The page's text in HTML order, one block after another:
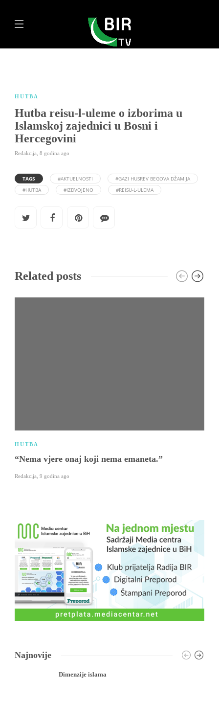
HUTBA
Hutba reisu-l-uleme o izborima u
Islamskoj zajednici u Bosni i
Hercegovini
Redakcija 8 godina ago
TAGS #AKTUELNOSTI
#GAZI HUSREV BEGOVA DŽAMIJA
#HUTBA
#IZDVOJENO #REISU-L-ULEMA
Related posts
HUTBA
“Nema vjere onaj koji nema emaneta.”
Redakcija 9 godina ago
Najnovije
Dimenzije islama